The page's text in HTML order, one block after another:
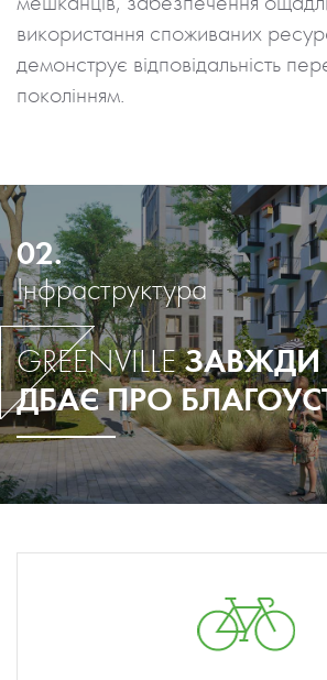
використання споживаних
демонструє відповідальність
поколінням.
02.
Інфраструктура
GREENVILLEЗАВЖДИ
ДБАЄ ПРО